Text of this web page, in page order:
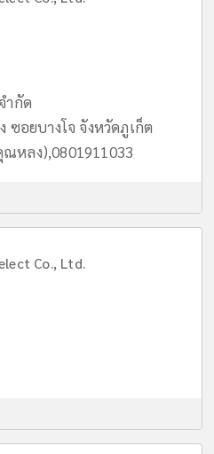
ำกัด
ซอยบางโจ จังหวัดภูเก็ต
หลง),0801911033
Co., Ltd.